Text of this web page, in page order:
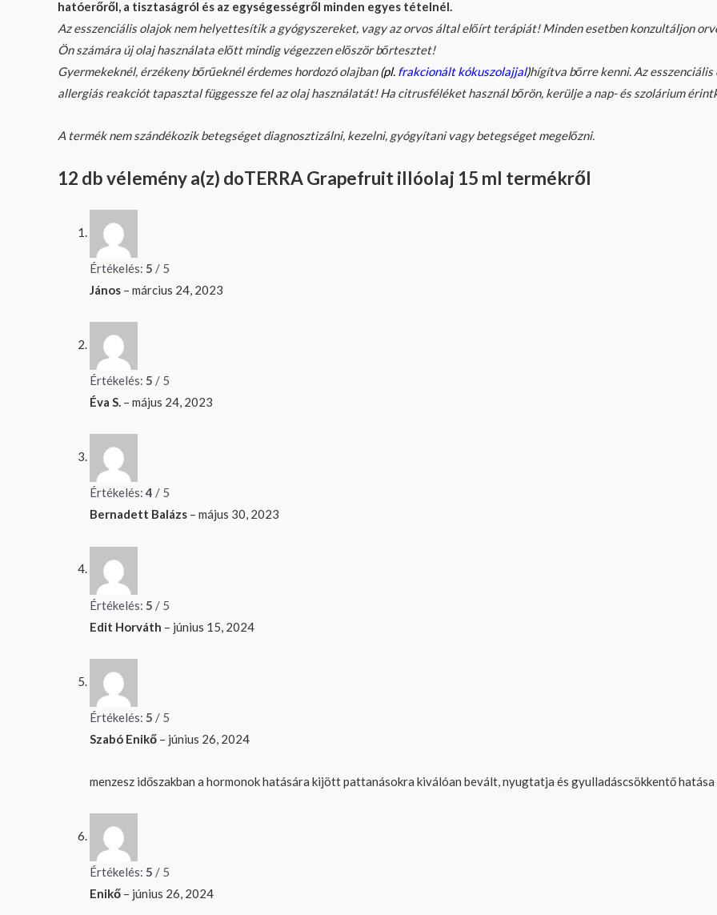
hatóerőről, a tisztaságról és az egységességről minden egyes tételnél.
Az esszenciális olajok nem helyettesítik a gyógyszereket, vagy az orvos által előírt terápiát! Minden esetben konzultáljon
Ön számára új olaj használata előtt mindig végezzen először bőrtesztet!
Gyermekeknél, érzékeny bőrűeknél érdemes hordozó olajban(pl. frakcionált kókuszolajjal)hígítva bőrre kenni. Az
allergiás reakciót tapasztal függessze fel az olaj használatát! Ha citrusféléket használ bőrön, kerülje a nap- és szolárium
A termék nem szándékozik betegséget diagnosztizálni, kezelni, gyógyítani vagy betegséget megelőzni.
12 db vélemény a(z) doTERRA Grapefruit illóolaj 15 ml termékről
Értékelés: 5 / 5
János – március 24, 2023
Értékelés: 5 / 5
Éva S. – május 24, 2023
Értékelés:4 / 5
Bernadett Balázs – május 30, 2023
Értékelés: 5 / 5
Edit Horváth – június 15, 2024
Értékelés: 5 / 5
Szabó Enikő – június 26, 2024
menzesz időszakban a hormonok hatására kijött pattanásokra kiválóan bevált, nyugtatja és gyulladáscsökkentő
Értékelés: 5 / 5
Enikő – június 26, 2024